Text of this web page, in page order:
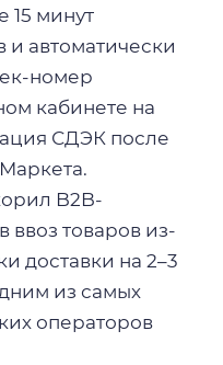
15 минут
и автоматически
номер
кабинете на
СДЭК после
B2B-
ввоз товаров из-
доставки на 2–3
из самых
операторов